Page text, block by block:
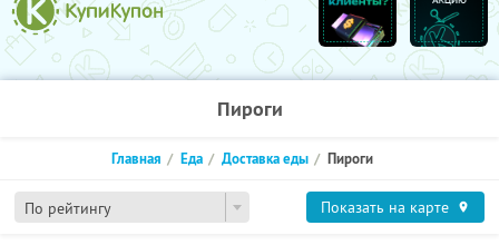
Пироги
По рейтингу
Главная Еда Доставка еды Пироги
Показать на карте